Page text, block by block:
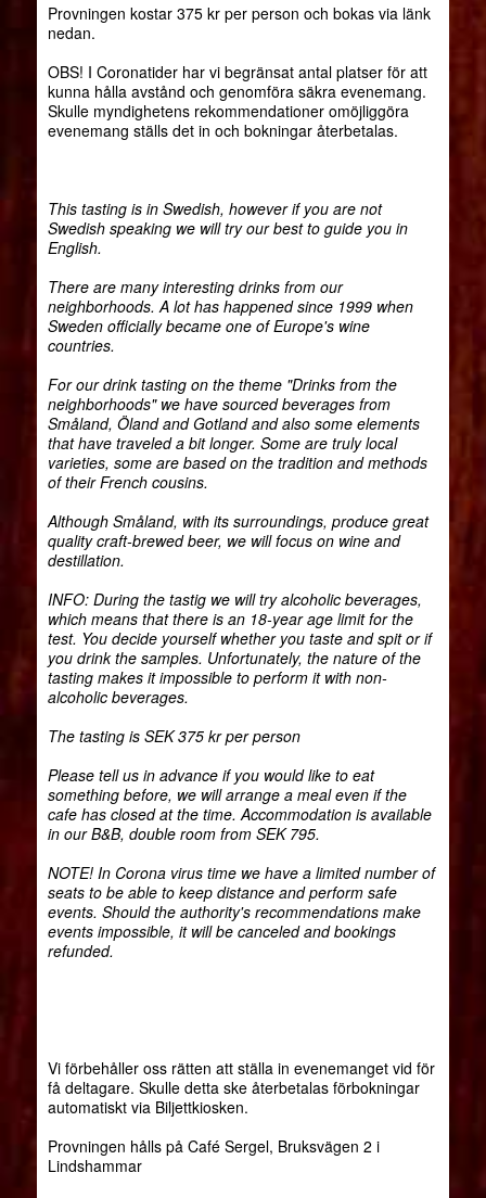
Provningen kostar 375 kr per person och bokas via länk
nedan.
OBS! I Coronatider har vi begränsat antal platser för att
kunna hålla avstånd och genomföra säkra evenemang.
Skulle myndighetens rekommendationer omöjliggöra
evenemang ställs det in och bokningar återbetalas.
This tasting is in Swedish, however if you are not
Swedish speaking we will try our best to guide you in
English.
There are many interesting drinks from our
neighborhoods. A lot has happened since 1999 when
Sweden officially became one of Europe's wine
countries.
For our drink tasting on the theme "Drinks from the
neighborhoods" we have sourced beverages from
Småland, Öland and Gotland and also some elements
that have traveled a bit longer. Some are truly local
varieties, some are based on the tradition and methods
of their French cousins.
Although Småland, with its surroundings, produce great
quality craft-brewed beer, we will focus on wine and
destillation.
INFO: During the tastig we will try alcoholic beverages,
which means that there is an 18-year age limit for the
test. You decide yourself whether you taste and spit or if
you drink the samples. Unfortunately, the nature of the
tasting makes it impossible to perform it with non-
alcoholic beverages.
The tasting is SEK 375 kr per person
Please tell us in advance if you would like to eat
something before, we will arrange a meal even if the
cafe has closed at the time. Accommodation is available
in our B&B, double room from SEK 795.
NOTE! In Corona virus time we have a limited number of
seats to be able to keep distance and perform safe
events. Should the authority's recommendations make
events impossible, it will be canceled and bookings
refunded.
Vi förbehåller oss rätten att ställa in evenemanget vid för
få deltagare. Skulle detta ske återbetalas förbokningar
automatiskt via Biljettkiosken.
Provningen hålls på Café Sergel, Bruksvägen 2 i
Lindshammar